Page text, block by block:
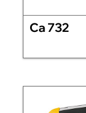
Ca 732